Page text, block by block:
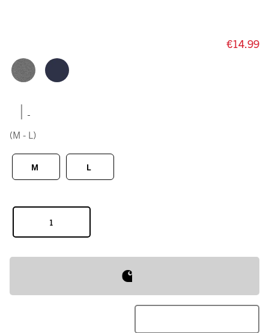
€14.99
|
(M - L)
M L